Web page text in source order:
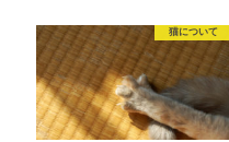
猫について